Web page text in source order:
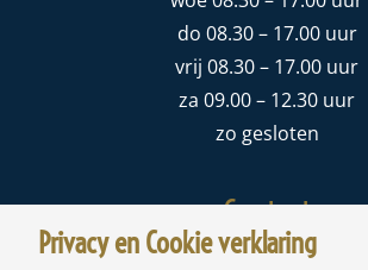
do 08.30 – 17.00 uur
vrij 08.30 – 17.00 uur
za 09.00 – 12.30 uur
zo gesloten
Contact
Privacy en Cookie verklaring